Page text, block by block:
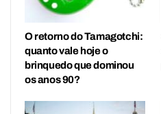
O retorno do Tamagotchi:
quanto vale hoje o
brinquedo que dominou
os anos 90?